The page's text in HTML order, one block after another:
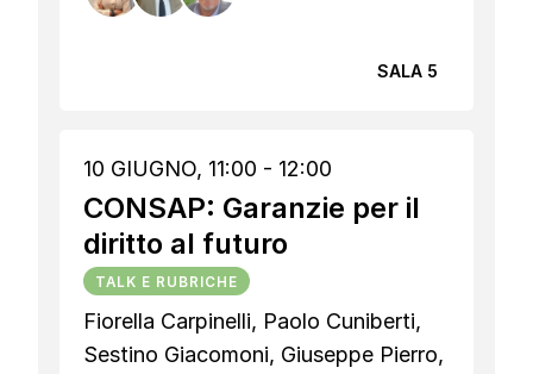
SALA 5
10 GIUGNO, 11:00 - 12:00
CONSAP: Garanzie per il
diritto al futuro
TALK E RUBRICHE
Fiorella Carpinelli, Paolo Cuniberti,
Sestino Giacomoni, Giuseppe Pierro,